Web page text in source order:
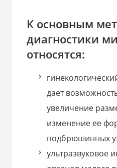
К основным
диагностики
относятся:
дает
увеличение
изменение ее
подбрюшинных
ультразвуковое